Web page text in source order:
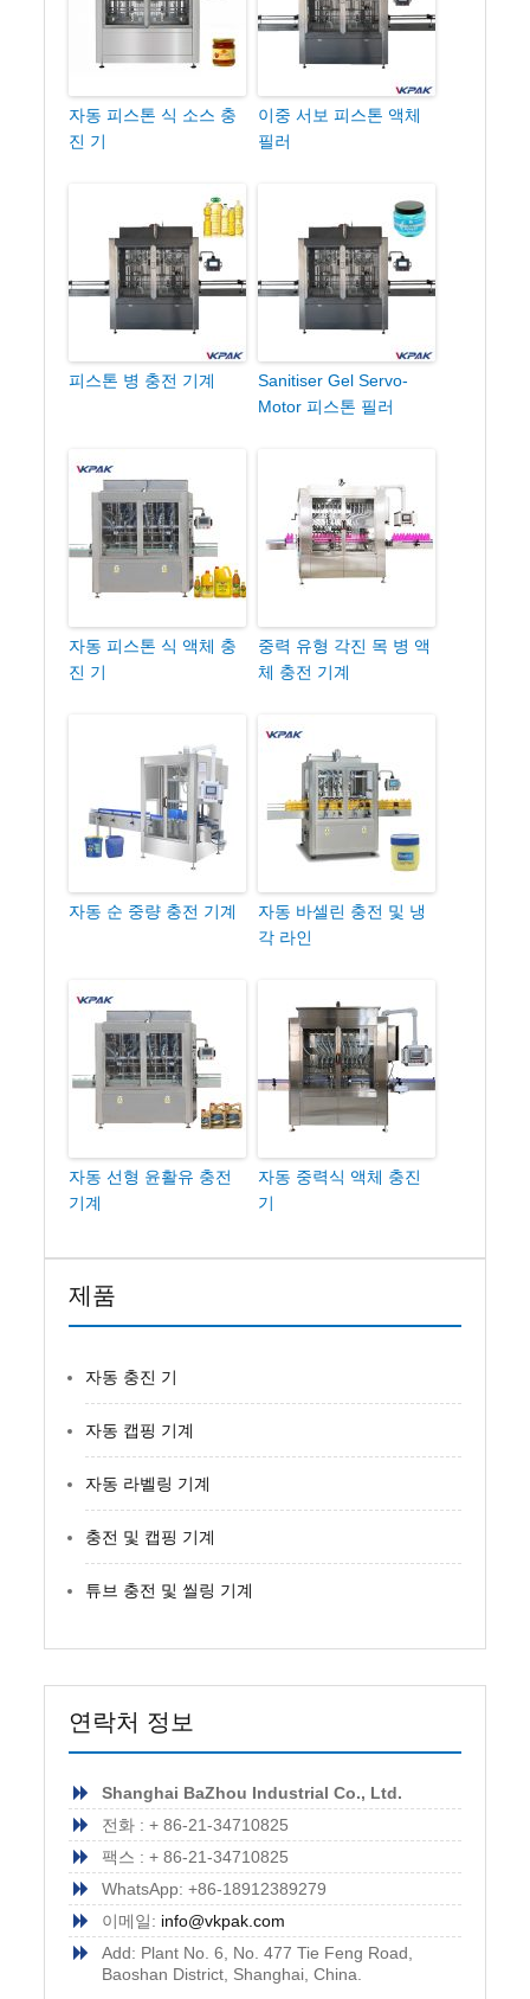
자동 피스톤 식 소스 충
진 기
이중 서보 피스톤 액체
필러
피스톤 병 충전 기계
Sanitiser Gel Servo-
Motor 피스톤 필러
자동 피스톤 식 액체 충
진 기
중력 유형 각진 목 병 액
체 충전 기계
자동 순 중량 충전 기계
자동 바셀린 충전 및 냉
각 라인
자동 선형 윤활유 충전
기계
자동 중력식 액체 충진
기
제품
자동 충진 기
자동 캡핑 기계
자동 라벨링 기계
충전 및 캡핑 기계
튜브 충전 및 씰링 기계
연락처 정보
Shanghai BaZhou Industrial Co., Ltd.
전화 : + 86-21-34710825
팩스 : + 86-21-34710825
WhatsApp: +86-18912389279
이메일: info@vkpak.com
Add: Plant No. 6, No. 477 Tie Feng Road,
Baoshan District, Shanghai, China.